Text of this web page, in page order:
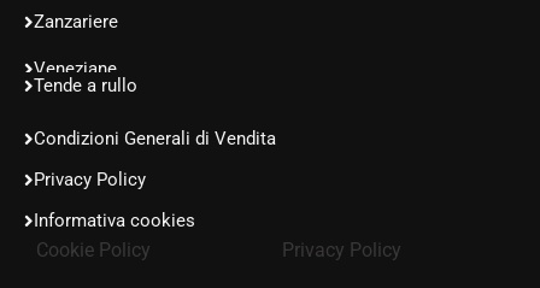
Zanzariere
Veneziane
Tende a rullo
Condizioni Generali di Vendita
Privacy Policy
Informativa cookies
Cookie Policy Privacy Policy